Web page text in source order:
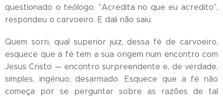
questionado o teólogo. "Acredita no que eu acredito",
respondeu o carvoeiro. E dali não saiu.
Quem sorri, qual superior juiz, dessa fé de carvoeiro,
esquece que a fé tem a sua origem num encontro com
Jesus Cristo — encontro surpreendente e, de verdade,
simples, ingénuo, desarmado. Esquece que a fé não
começa por se perguntar sobre as razões de tal